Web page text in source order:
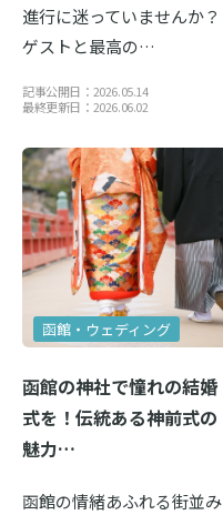
進行に迷っていませんか？
ゲストと最高の…
記事公開日：2026.05.14
最終更新日：2026.06.02
函館・ウェディング
函館の神社で憧れの結婚
式を！伝統ある神前式の
魅力…
函館の情緒あふれる街並み